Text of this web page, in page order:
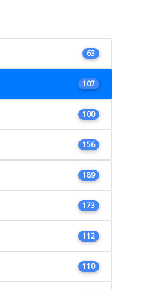
63
107
100
156
189
173
112
110